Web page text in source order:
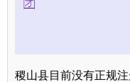
稷山县目前没有正规